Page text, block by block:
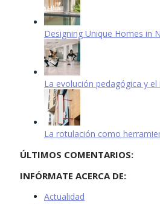
Designing Unique Homes in
La evolución pedagógica y
La rotulación como
ÚLTIMOS COMENTARIOS:
INFÓRMATE ACERCA DE:
Actualidad